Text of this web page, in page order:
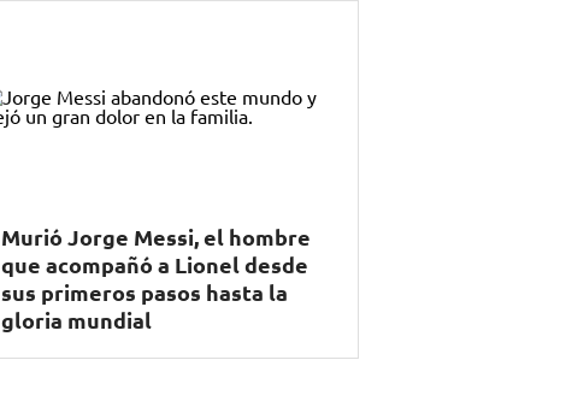
Murió Jorge Messi, el hombre
que acompañó a Lionel desde
sus primeros pasos hasta la
gloria mundial